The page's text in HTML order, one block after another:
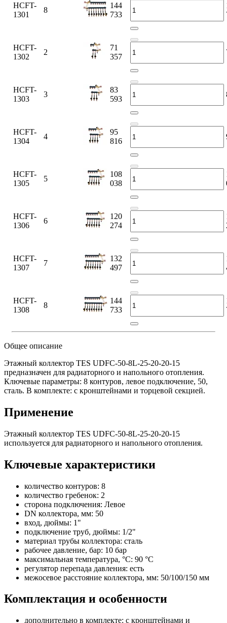
HCFT-
1301
8
144
733
HCFT-
1302
2
71
357
HCFT-
1303
3
83
593
HCFT-
1304
4
95
816
HCFT-
1305
5
108
038
HCFT-
1306
6
120
274
HCFT-
1307
7
132
497
HCFT-
1308
8
144
733
Общее описание
Этажный коллектор TES UDFC-50-8L-25-20-20-15
предназначен для радиаторного и напольного отопления.
Ключевые параметры: 8 контуров, левое подключение, 50,
сталь. В комплекте: с кронштейнами и торцевой секцией.
Применение
Этажный коллектор TES UDFC-50-8L-25-20-20-15
используется для радиаторного и напольного отопления.
Ключевые характеристики
количество контуров: 8
количество гребенок: 2
сторона подключения: Левое
DN коллектора, мм: 50
вход, дюймы: 1"
подключение труб, дюймы: 1/2"
материал трубы коллектора: сталь
рабочее давление, бар: 10 бар
максимальная температура, °C: 90 °C
регулятор перепада давления: есть
межосевое расстояние коллектора, мм: 50/100/150 мм
Комплектация и особенности
дополнительно в комплекте: с кронштейнами и